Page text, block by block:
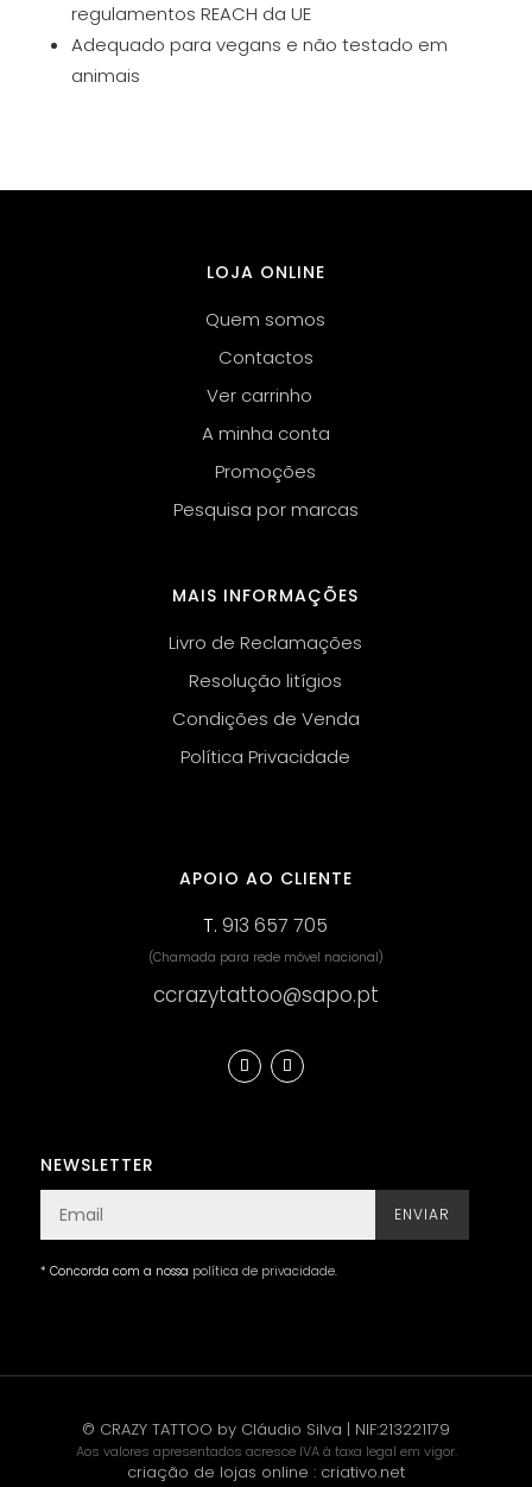
regulamentos REACH da UE
Adequado para vegans e não testado em
animais
LOJA ONLINE
Quem somos
Contactos
Ver carrinho
A minha conta
Promoções
Pesquisa por marcas
MAIS INFORMAÇÕES
Livro de Reclamações
Resolução litígios
Condições de Venda
Política Privacidade
APOIO AO CLIENTE
T.913 657 705
(Chamada para rede móvel nacional)
ccrazytattoo@sapo.pt
NEWSLETTER
ENVIAR
* Concorda com a nossa política de privacidade.
© CRAZY TATTOO by Cláudio Silva | NIF:213221179
Aos valores apresentados acresce IVA à taxa legal em vigor.
criação de lojas online : criativo.net